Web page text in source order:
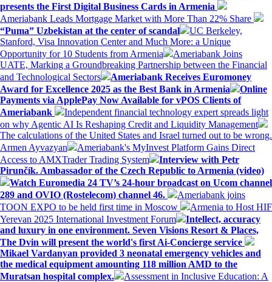
presents the First Digital Business Cards in Armenia
Ameriabank Leads Mortgage Market with More Than 22% Share
“Puma” Uzbekistan at the center of scandal
UC Berkeley,
Stanford, Visa Innovation Center and Much More: a Unique
Opportunity for 10 Students from Armenia
Ameriabank Joins
UATE, Marking a Groundbreaking Partnership between the Financial
and Technological Sectors
Ameriabank Receives Euromoney
Award for Excellence 2025 as the Best Bank in Armenia
Online
Payments via ApplePay Now Available for vPOS Clients of
Ameriabank
Independent financial technology expert spreads light
on why Agentic AI Is Reshaping Credit and Liquidity Management
The calculations of the United States and Israel turned out to be wrong.
Armen Ayvazyan
Ameriabank's MyInvest Platform Gains Direct
Access to AMXTrader Trading System
Interview with Petr
Pirunčík. Ambassador of the Czech Republic to Armenia (video)
Watch Euromedia 24 TV’s 24-hour broadcast on Ucom channel
289 and OVIO (Rostelecom) channel 46.
Ameriabank joins
TOON EXPO to be held first time in Moscow
Armenia to Host HIF
Yerevan 2025 International Investment Forum
Intellect, accuracy
and luxury in one environment. Seven Visions Resort & Places,
The Dvin will present the world's first Ai-Concierge service
Mikael Vardanyan provided 3 neonatal emergency vehicles and
the medical equipment amounting 118 million AMD to the
Muratsan hospital complex.
Assessment in Inclusive Education: A